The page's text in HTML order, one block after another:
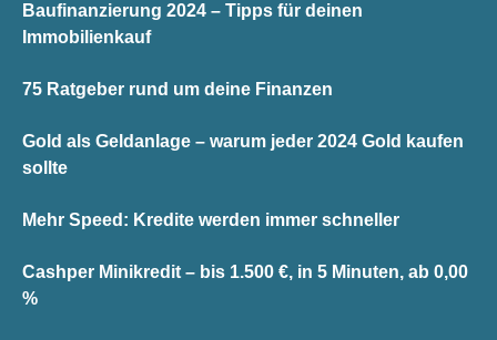
Baufinanzierung 2024 – Tipps für deinen
Immobilienkauf
75 Ratgeber rund um deine Finanzen
Gold als Geldanlage – warum jeder 2024 Gold kaufen
sollte
Mehr Speed: Kredite werden immer schneller
Cashper Minikredit – bis 1.500 €, in 5 Minuten, ab 0,00
%